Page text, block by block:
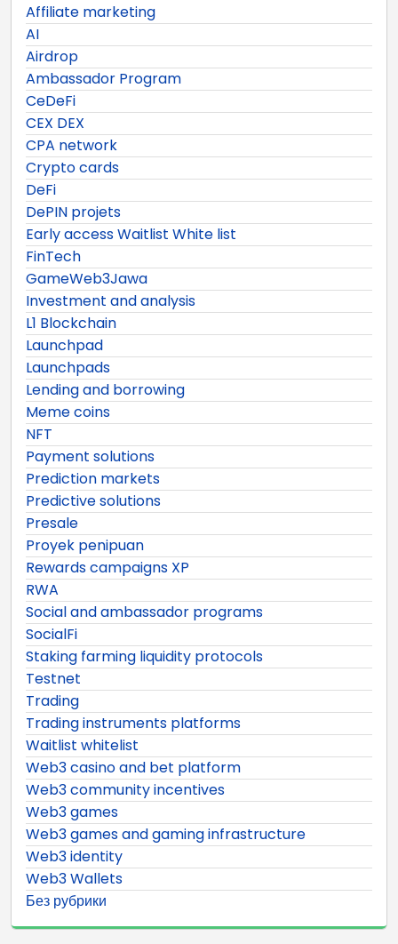
Affiliate marketing
AI
Airdrop
Ambassador Program
CeDeFi
CEX DEX
CPA network
Crypto cards
DeFi
DePIN projets
Early access Waitlist White list
FinTech
GameWeb3Jawa
Investment and analysis
L1 Blockchain
Launchpad
Launchpads
Lending and borrowing
Meme coins
NFT
Payment solutions
Prediction markets
Predictive solutions
Presale
Proyek penipuan
Rewards campaigns XP
RWA
Social and ambassador programs
SocialFi
Staking farming liquidity protocols
Testnet
Trading
Trading instruments platforms
Waitlist whitelist
Web3 casino and bet platform
Web3 community incentives
Web3 games
Web3 games and gaming infrastructure
Web3 identity
Web3 Wallets
Без рубрики